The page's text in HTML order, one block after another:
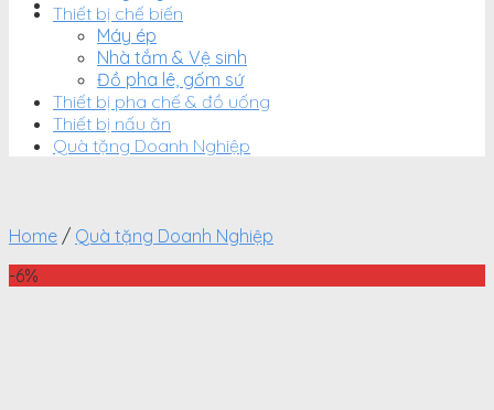
Thiết bị chế biến
Máy ép
Nhà tắm & Vệ sinh
Đồ pha lê, gốm sứ
Thiết bị pha chế & đồ uống
Thiết bị nấu ăn
Quà tặng Doanh Nghiệp
Home / Quà tặng Doanh Nghiệp
-6%